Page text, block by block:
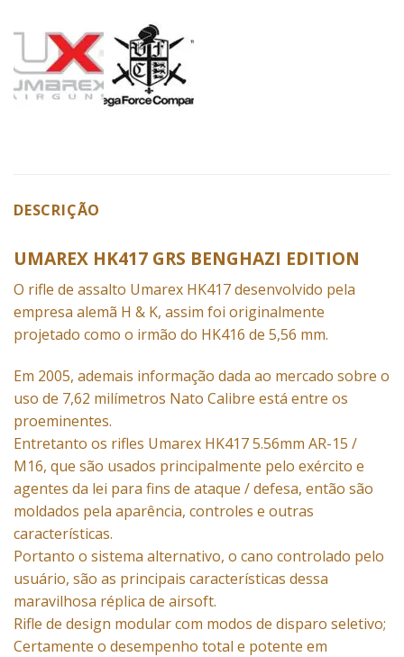
DESCRIÇÃO
UMAREX HK417 GRS BENGHAZI EDITION
O rifle de assalto Umarex HK417 desenvolvido pela
empresa alemã H & K, assim foi originalmente
projetado como o irmão do HK416 de 5,56 mm.
Em 2005, ademais informação dada ao mercado sobre o
uso de 7,62 milímetros Nato Calibre está entre os
proeminentes.
Entretanto os rifles Umarex HK417 5.56mm AR-15 /
M16, que são usados ​​principalmente pelo exército e
agentes da lei para fins de ataque / defesa, então são
moldados pela aparência, controles e outras
características.
Portanto o sistema alternativo, o cano controlado pelo
usuário, são as principais características dessa
maravilhosa réplica de airsoft.
Rifle de design modular com modos de disparo seletivo;
Certamente o desempenho total e potente em